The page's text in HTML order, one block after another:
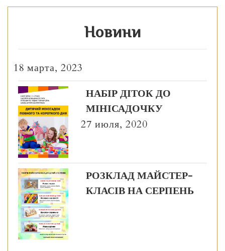
Новини
18 марта, 2023
НАБІР ДІТОК ДО
МІНІСАДОЧКУ
27 июля, 2020
РОЗКЛАД МАЙСТЕР-
КЛАСІВ НА СЕРПЕНЬ